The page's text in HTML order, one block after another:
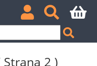
Strana 2 )